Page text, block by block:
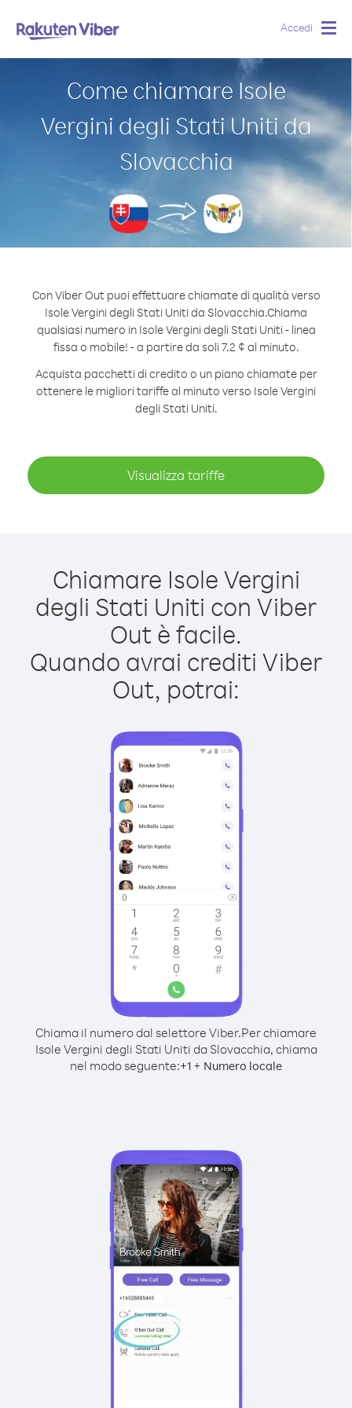
Accedi
Come chiamare Isole
Vergini degli Stati Uniti da
Slovacchia
Con Viber Out puoi effettuare chiamate di qualità verso
Isole Vergini degli Stati Uniti da Slovacchia.Chiama
qualsiasi numero in Isole Vergini degli Stati Uniti - linea
fissa o mobile! - a partire da soli 7.2 ¢ al minuto.
Acquista pacchetti di credito o un piano chiamate per
ottenere le migliori tariffe al minuto verso Isole Vergini
degli Stati Uniti.
Visualizza tariffe
Chiamare Isole Vergini
degli Stati Uniti con Viber
Out è facile.
Quando avrai crediti Viber
Out, potrai:
Chiama il numero dal selettore Viber.Per chiamare
Isole Vergini degli Stati Uniti da Slovacchia, chiama
nel modo seguente:+1 + Numero locale